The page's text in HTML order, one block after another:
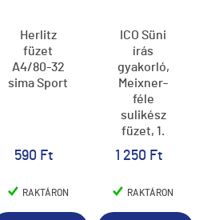
Herlitz
füzet
A4/80-32
sima Sport
590 Ft
RAKTÁRON
ICO Süni
írás
gyakorló,
Meixner-
féle
sulikész
füzet, 1.
osztályos,
7mm
előre írt
betűelemekkel
1 250 Ft
RAKTÁRON